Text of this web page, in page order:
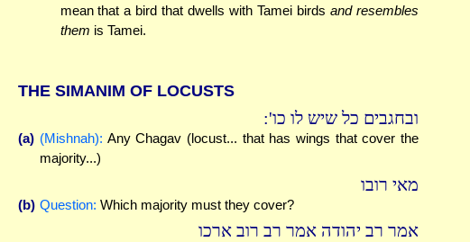
mean that a bird that dwells with Tamei birdsand resembles
them is Tamei.
THE SIMANIM OF LOCUSTS
ובחגבים כל שיש לו כו':
(a) (Mishnah): Any Chagav (locust... that has wings that cover the
majority...)
מאי רובו
(b) Question: Which majority must they cover?
אמר רב יהודה אמר רב רוב ארכו